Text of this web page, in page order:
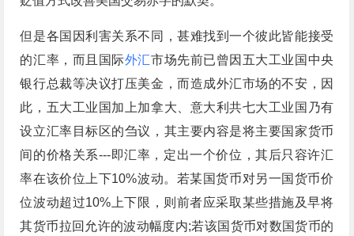
但是各国因利害关系不同，甚难找到一个彼此皆能接受
的汇率，而且国际外汇市场先前已曾因五大工业国中央
银行总裁等决议打压美金，而造成外汇市场的不安，因
此，五大工业国加上加拿大、意大利共七大工业国乃有
设立汇率目标区的刍议，其主要内容是将主要国家货币
间的价格关系---即汇率，定出一个价位，其后只容许汇
率在该价位上下10%波动。若某国货币对另一国货币价
位波动超过10%上下限，则前者应采取某些措施及早将
其货币拉回允许的波动幅度内;若该国货币对数国货币的